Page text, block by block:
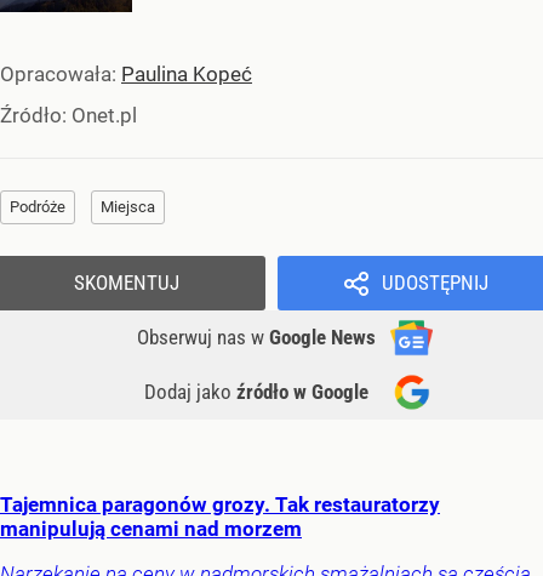
Opracowała: Paulina Kopeć
Źródło: Onet.pl
Podróże Miejsca
UDOSTĘPNIJ
Obserwuj nas w Google News
Dodaj jako źródło w Google
SKOMENTUJ
Tajemnica paragonów grozy. Tak restauratorzy
manipulują cenami nad morzem